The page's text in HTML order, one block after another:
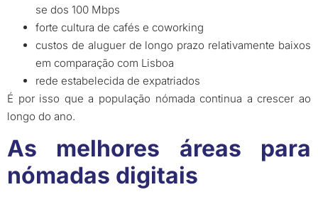
se dos 100 Mbps
forte cultura de cafés e coworking
custos de aluguer de longo prazo relativamente baixos
em comparação com Lisboa
rede estabelecida de expatriados
É por isso que a população nómada continua a crescer ao
longo do ano.
As melhores áreas para
nómadas digitais